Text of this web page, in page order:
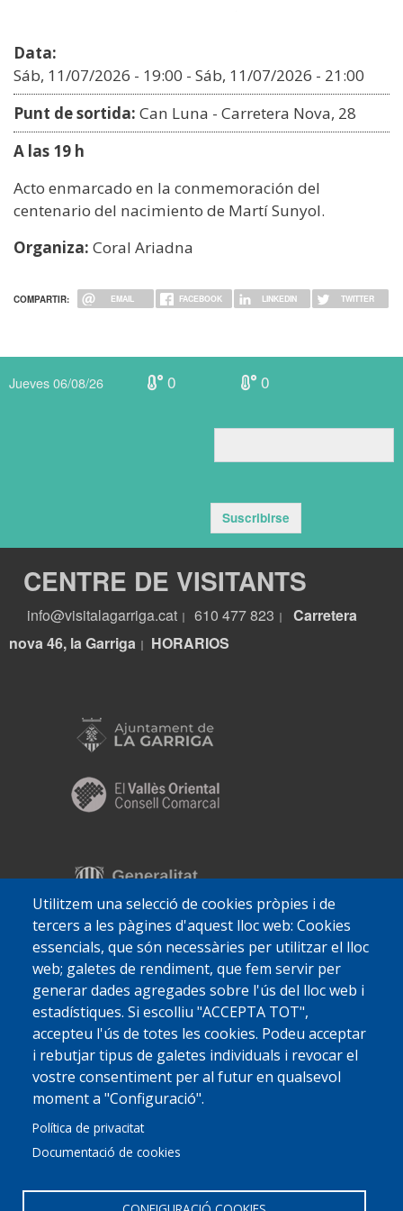
Data:
Sáb, 11/07/2026 - 19:00 - Sáb, 11/07/2026 - 21:00
Punt de sortida: Can Luna - Carretera Nova, 28
A las 19 h
Acto enmarcado en la conmemoración del
centenario del nacimiento de Martí Sunyol.
Organiza: Coral Ariadna
COMPARTIR: EMAIL FACEBOOK LINKEDIN TWITTER
Utilitzem una selecció de cookies pròpies i de
tercers a les pàgines d'aquest lloc web: Cookies
essencials, que són necessàries per utilitzar el lloc
web; galetes de rendiment, que fem servir per
generar dades agregades sobre l'ús del lloc web i
estadístiques. Si escolliu "ACCEPTA TOT",
accepteu l'ús de totes les cookies. Podeu acceptar
i rebutjar tipus de galetes individuals i revocar el
vostre consentiment per al futur en qualsevol
moment a "Configuració".
Política de privacitat
Documentació de cookies
Jueves 06/08/26 0 0
Suscribirse
CENTRE DE VISITANTS
info@visitalagarriga.cat 610 477 823
Carretera
nova 46, la Garriga
HORARIOS